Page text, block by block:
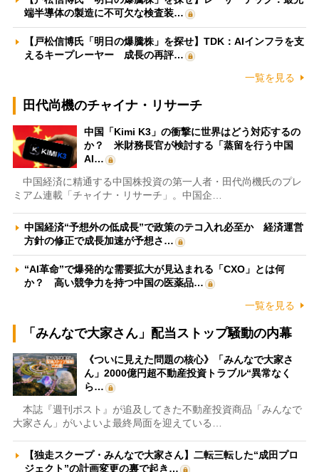
端半導体の製造に不可欠な検査装…
【戸松信博氏「明日の爆騰株」を探せ】TDK：AIインフラを支
えるキープレーヤー 成長の再評…
一覧を見る
田代尚機のチャイナ・リサーチ
中国「Kimi K3」の衝撃に世界はどう対応するの
か？ 米財務長官が検討する「蒸留を行う中国
AI…
中国経済に精通する中国株投資の第一人者・田代尚機氏のプレ
ミアム連載「チャイナ・リサーチ」。中国企…
中国経済“予想外の低成長”で政策のテコ入れ必至か 経済運営
方針の修正で成長加速が予想さ…
“AI革命”で爆発的な需要拡大が見込まれる「CXO」とは何
か？ 高い競争力を持つ中国の医薬品…
一覧を見る
「みんなで大家さん」配当ストップ騒動の内幕
《ついに見えた問題の核心》「みんなで大家さ
ん」2000億円超不動産投資トラブル“異常なく
ら…
本誌『週刊ポスト』が追及してきた不動産投資商品「みんなで
大家さん」がいよいよ最終局面を迎えている…
【独走スクープ・みんなで大家さん】二転三転した“成田プロ
ジェクト”の計画変更の裏で起き…